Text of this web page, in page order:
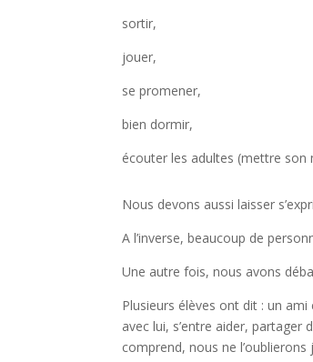
sortir,
jouer,
se promener,
bien dormir,
écouter les adultes (mettre son
Nous devons aussi laisser
A l’inverse, beaucoup de
Une autre fois, nous avons
Plusieurs élèves ont dit : un
avec lui, s’entre aider,
comprend, nous ne